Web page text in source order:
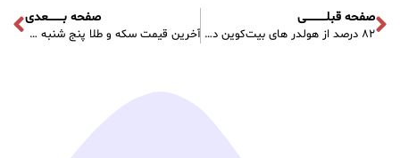
صفحه قبلـــــــــــی
۸۲ درصد از هولدر های بیت‌کوین در سود به سر می برند
صفحه بــــــــعدی
آخرین قیمت سکه و طلا پنج شنبه – ۴ آبان ۱۴۰۲